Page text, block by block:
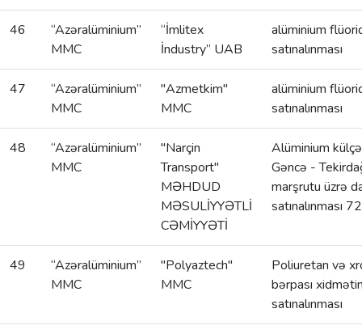
46
“Azəralüminium”
MMC
“İmlitex
İndustry” UAB
alüminium
satınalınması
47
“Azəralüminium”
MMC
"Azmetkim"
MMC
alüminium
satınalınması
48
“Azəralüminium”
MMC
"Narçin
Transport"
MƏHDUD
MƏSULİYYƏTLİ
CƏMİYYƏTİ
Alüminium
Gəncə -
marşrutu üzrə
satınalınması
49
“Azəralüminium”
MMC
"Polyaztech"
MMC
Poliuretan və
bərpası
satınalınması